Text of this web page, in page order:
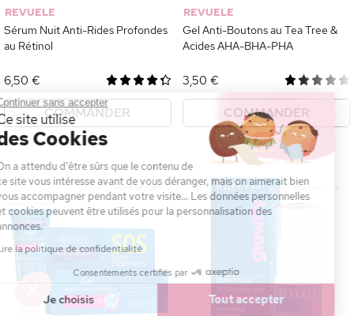
REVUELE
Sérum Nuit Anti-Rides Profondes
au Rétinol
6,50 €
COMMANDER
REVUELE
Gel Anti-Boutons au Tea Tree &
Acides AHA-BHA-PHA
3,50 €
COMMANDER
Continuer sans accepter
Ce site utilise
des Cookies
On a attendu d'être sûrs que le contenu de
ce site vous intéresse avant de vous déranger, mais on aimerait bien
vous accompagner pendant votre visite... Les données personnelles
et cookies peuvent être utilisés pour la personnalisation des
annonces.
Lire la politique de confidentialité
Consentements certifiés par
Je choisis Tout accepter